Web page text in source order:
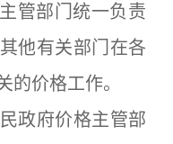
管部门统一负责
他有关部门在各
的价格工作。
府价格主管部